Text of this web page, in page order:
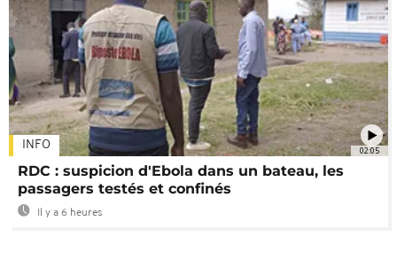
02:05
INFO
RDC : suspicion d'Ebola dans un bateau, les
passagers testés et confinés
Il y a 6 heures